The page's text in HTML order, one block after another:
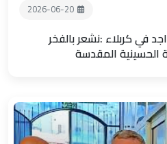
2026-06-20
في كربلاء :نشعر بالفخر
الحسينية المقدسة